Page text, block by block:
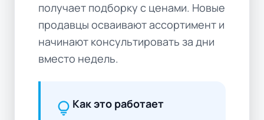
получает подборку с ценами. Новые
продавцы осваивают ассортимент и
начинают консультировать за дни
вместо недель.
lightbulb Как это работает